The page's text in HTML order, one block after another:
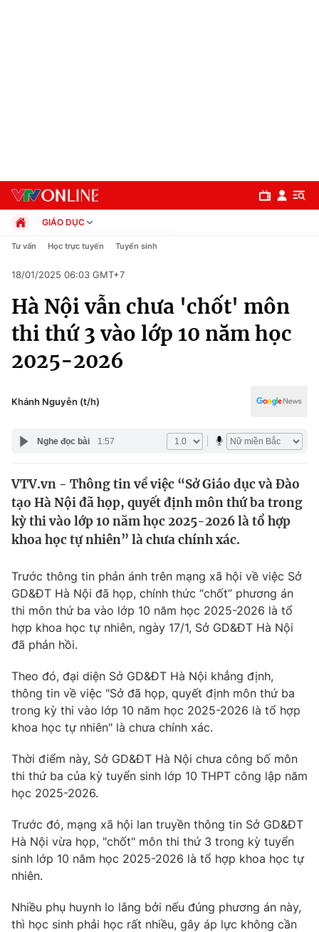
Chuyên mục
Chính trị
Xã hội
Pháp luật
Y tế
Thế giới
Tin tức
Thế giới đó đây
Câu chuyện quốc tế
Kinh tế
Thị trường
Góc doanh nghiệp
Dữ liệu và đời sống
Truyền hình
Phim VTV
Hậu trường
Nhân vật
Khán giả
Giải sao mai
Giải trí
Điện ảnh
Âm nhạc
Đời sống
Du lịch
Làm đẹp
Chất lượng cuộc sống
Giáo dục
Tuyển sinh
Học trực tuyến
Công nghệ
Sản phẩm
Thị trường
Giao lưu trực tuyến
Lịch phát sóng
Chuyên mục khác
GIÁO DỤC
Chính trị
Pháp luật
Kinh tế
Thể thao
Truyền hình
Văn hóa - Giải trí
Y tế
Công nghệ
Tư vấn Học trực tuyến Tuyển sinh
18/01/2025 06:03 GMT+7
Hà Nội vẫn chưa 'chốt' môn
thi thứ 3 vào lớp 10 năm học
2025-2026
Khánh Nguyễn (t/h)
Nghe đọc bài 1:57
VTV.vn - Thông tin về việc “Sở Giáo dục và Đào
tạo Hà Nội đã họp, quyết định môn thứ ba trong
kỳ thi vào lớp 10 năm học 2025-2026 là tổ hợp
khoa học tự nhiên” là chưa chính xác.
Trước thông tin phản ánh trên mạng xã hội về việc Sở
GD&ĐT Hà Nội đã họp, chính thức “chốt” phương án
thi môn thứ ba vào lớp 10 năm học 2025-2026 là tổ
hợp khoa học tự nhiên, ngày 17/1, Sở GD&ĐT Hà Nội
đã phản hồi.
Theo đó, đại diện Sở GD&ĐT Hà Nội khẳng định,
thông tin về việc "Sở đã họp, quyết định môn thứ ba
trong kỳ thi vào lớp 10 năm học 2025-2026 là tổ hợp
khoa học tự nhiên" là chưa chính xác.
Thời điểm này, Sở GD&ĐT Hà Nội chưa công bố môn
thi thứ ba của kỳ tuyển sinh lớp 10 THPT công lập năm
học 2025-2026.
Trước đó, mạng xã hội lan truyền thông tin Sở GD&ĐT
Hà Nội vừa họp, "chốt" môn thi thứ 3 trong kỳ tuyển
sinh lớp 10 năm học 2025-2026 là tổ hợp khoa học tự
nhiên.
Nhiều phụ huynh lo lắng bởi nếu đúng phương án này,
thì học sinh phải học rất nhiều, gây áp lực không cần